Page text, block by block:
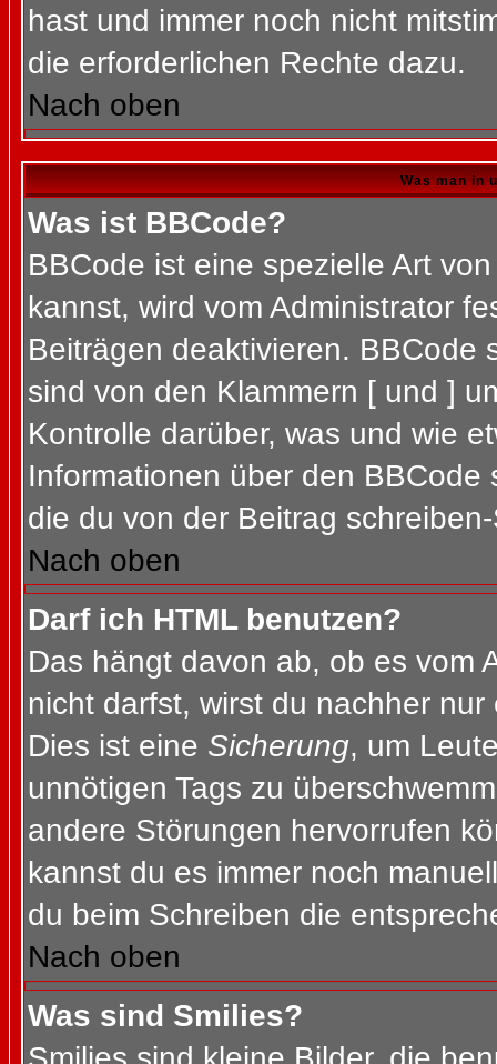
hast und immer noch nicht
die erforderlichen Rechte dazu.
Nach oben
Was man in
Was ist BBCode?
BBCode ist eine spezielle Art
kannst, wird vom Administrator
Beiträgen deaktivieren. BBCode
sind von den Klammern [ und ]
Kontrolle darüber, was und wie
Informationen über den
die du von der Beitrag
Nach oben
Darf ich HTML benutzen?
Das hängt davon ab, ob es vom
nicht darfst, wirst du nachher
Dies ist eine Sicherung, um
unnötigen Tags zu
andere Störungen hervorrufen
kannst du es immer noch
du beim Schreiben die
Nach oben
Was sind Smilies?